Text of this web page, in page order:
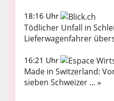
18:16 Uhr
Tödlicher Unfall in
Lieferwagenfahrer
16:21 Uhr
Made in Switzerland:
sieben Schweizer ... »